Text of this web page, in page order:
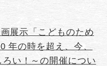
展示「こどものため
年の時を超え、今、
ろい！～の開催につい